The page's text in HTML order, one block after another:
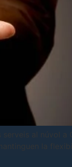
al núvol a
la